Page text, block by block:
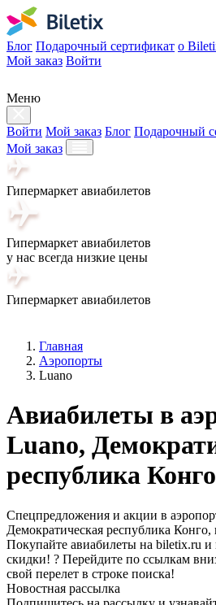
Блог Подарочный сертификат о
Мой заказ Войти
Меню
Войти Мой заказ Блог Подарочный
Мой заказ
Гипермаркет авиабилетов
Гипермаркет авиабилетов
у нас всегда низкие цены
Гипермаркет авиабилетов
Главная
Аэропорты
Luano
Авиабилеты в
Luano,
республика Конго
Спецпредложения и акции в
Демократическая республика Конго,
Покупайте авиабилеты на biletix.ru и
скидки! ? Перейдите по ссылкам
свой перелет в строке поиска!
Новостная рассылка